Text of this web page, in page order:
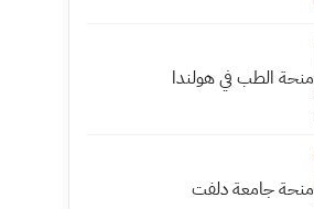
منحة الطب في هولندا
منحة جامعة دلفت